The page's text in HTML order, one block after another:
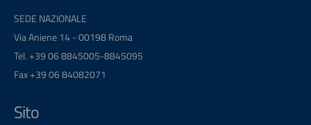
SEDE NAZIONALE
Via Aniene 14 - 00198 Roma
Tel. +39 06 8845005-8845095
Fax +39 06 84082071
Sito